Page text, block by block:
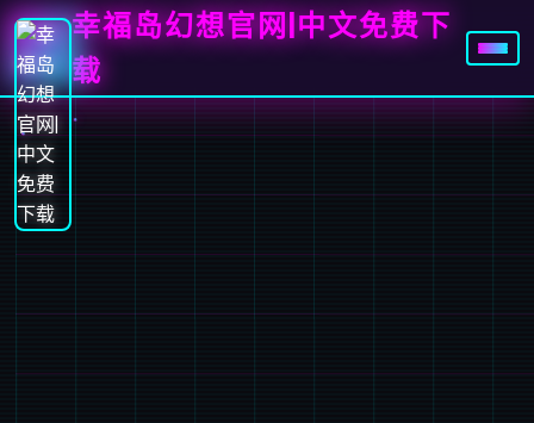
幸福岛幻想官网|中文免费下
载